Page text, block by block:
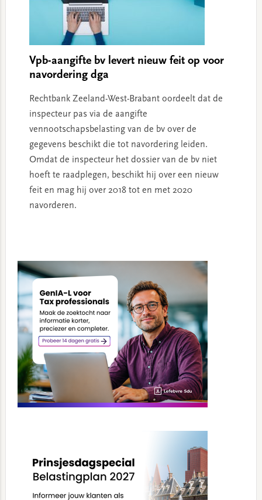
Vpb-aangifte bv levert nieuw feit op voor
navordering dga
Rechtbank Zeeland-West-Brabant oordeelt dat de
inspecteur pas via de aangifte
vennootschapsbelasting van de bv over de
gegevens beschikt die tot navordering leiden.
Omdat de inspecteur het dossier van de bv niet
hoeft te raadplegen, beschikt hij over een nieuw
feit en mag hij over 2018 tot en met 2020
navorderen.
Sidebar